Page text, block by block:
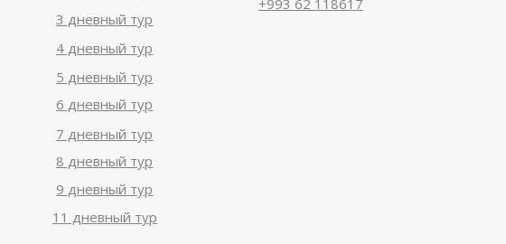
3 дневный тур
4 дневный тур
5 дневный тур
6 дневный тур
7 дневный тур
8 дневный тур
9 дневный тур
11 дневный тур